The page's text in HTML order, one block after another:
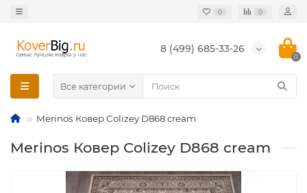
0 0
8 (499) 685-33-26
0
Все категории
Merinos Ковер Colizey D868 cream
Merinos Ковер Colizey D868 cream